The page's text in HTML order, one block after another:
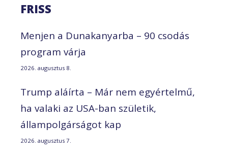
FRISS
Menjen a Dunakanyarba – 90 csodás
program várja
2026. augusztus 8.
Trump aláírta – Már nem egyértelmű,
ha valaki az USA-ban születik,
állampolgárságot kap
2026. augusztus 7.